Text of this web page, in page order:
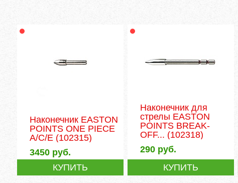
Наконечник EASTON
POINTS ONE PIECE
A/C/E (102315)
3450 руб.
КУПИТЬ
Наконечник для
стрелы EASTON
POINTS BREAK-
OFF... (102318)
290 руб.
КУПИТЬ